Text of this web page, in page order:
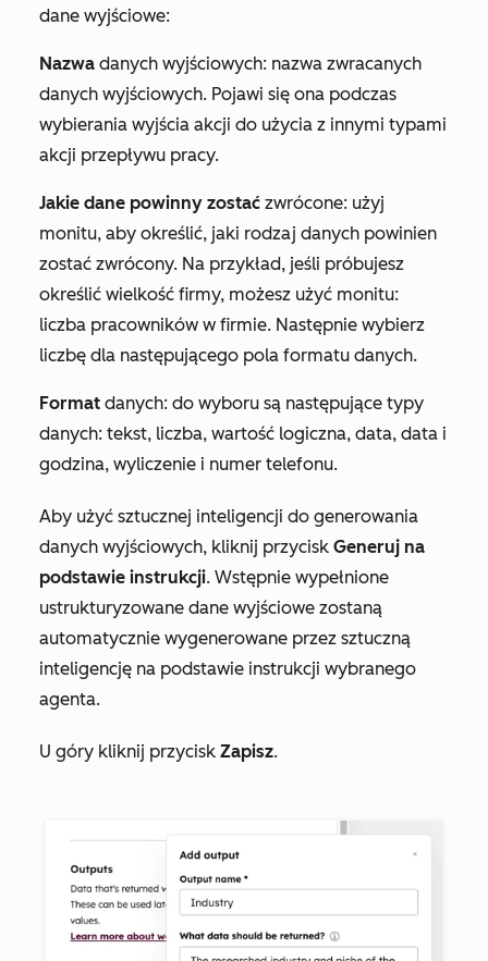
dane wyjściowe:
Nazwa danych wyjściowych: nazwa zwracanych
danych wyjściowych. Pojawi się ona podczas
wybierania wyjścia akcji do użycia z innymi typami
akcji przepływu pracy.
Jakie dane powinny zostać zwrócone: użyj
monitu, aby określić, jaki rodzaj danych powinien
zostać zwrócony. Na przykład, jeśli próbujesz
określić wielkość firmy, możesz użyć monitu:
liczba pracowników w firmie. Następnie wybierz
liczbę dla następującego pola formatu danych.
Format danych: do wyboru są następujące typy
danych: tekst, liczba, wartość logiczna, data, data i
godzina, wyliczenie i numer telefonu.
Aby użyć sztucznej inteligencji do generowania
danych wyjściowych, kliknij przycisk Generuj na
podstawie instrukcji. Wstępnie wypełnione
ustrukturyzowane dane wyjściowe zostaną
automatycznie wygenerowane przez sztuczną
inteligencję na podstawie instrukcji wybranego
agenta.
U góry kliknij przycisk Zapisz.